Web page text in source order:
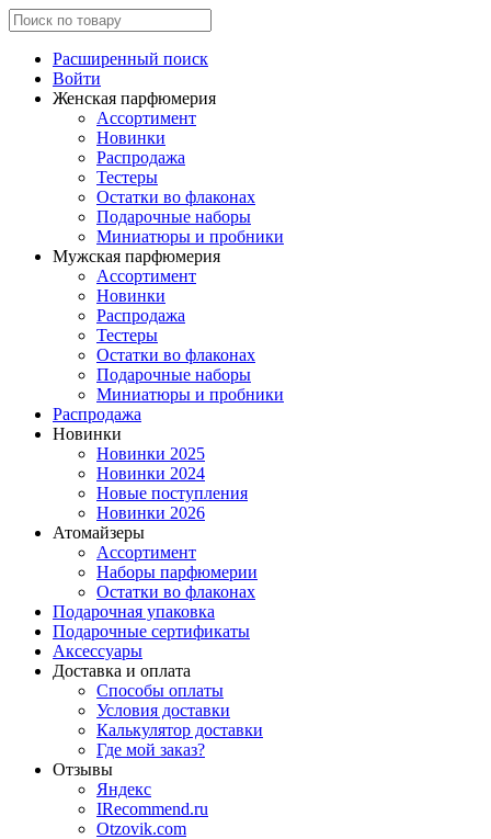
Расширенный поиск
Войти
Женская парфюмерия
Ассортимент
Новинки
Распродажа
Тестеры
Остатки во флаконах
Подарочные наборы
Миниатюры и пробники
Мужская парфюмерия
Ассортимент
Новинки
Распродажа
Тестеры
Остатки во флаконах
Подарочные наборы
Миниатюры и пробники
Распродажа
Новинки
Новинки 2025
Новинки 2024
Новые поступления
Новинки 2026
Атомайзеры
Ассортимент
Наборы парфюмерии
Остатки во флаконах
Подарочная упаковка
Подарочные сертификаты
Аксессуары
Доставка и оплата
Способы оплаты
Условия доставки
Калькулятор доставки
Где мой заказ?
Отзывы
Яндекс
IRecommend.ru
Otzovik.com